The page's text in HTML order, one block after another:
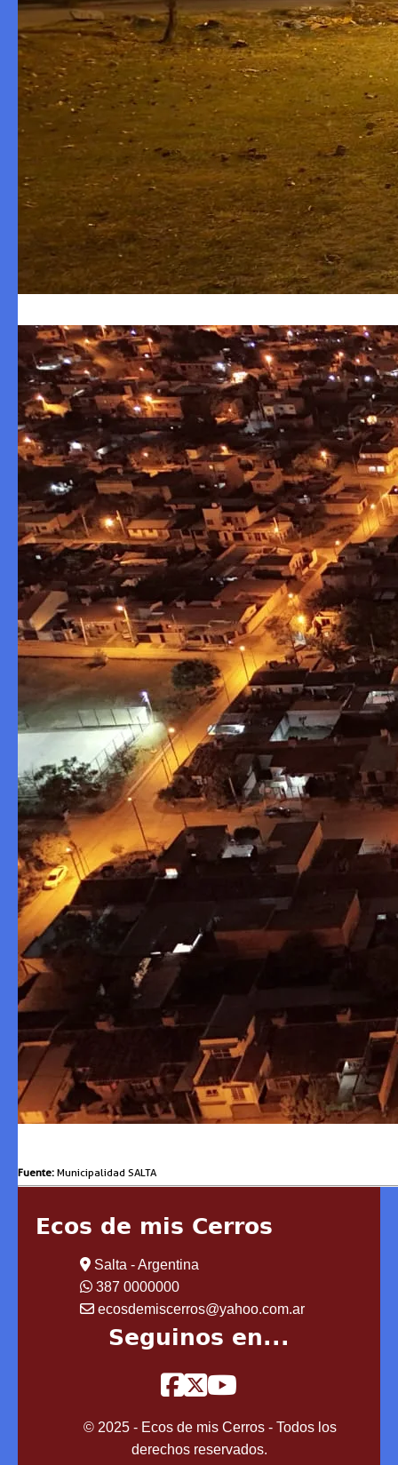
Fuente: Municipalidad SALTA
Ecos de mis Cerros
Salta - Argentina
387 0000000
ecosdemiscerros@yahoo.com.ar
Seguinos en...
© 2025 - Ecos de mis Cerros - Todos los
derechos reservados.